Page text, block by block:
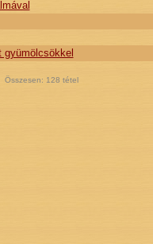
Összesen: 128 tétel